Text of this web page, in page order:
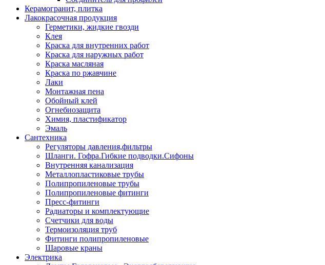
Керамогранит, плитка
Лакокрасочная продукция
Герметики, жидкие гвозди
Клея
Краска для внутренних работ
Краска для наружных работ
Краска масляная
Краска по ржавчине
Лаки
Монтажная пена
Обойный клей
Огнебиозащита
Химия, пластификатор
Эмаль
Сантехника
Регуляторы давления,фильтры
Шланги. Гофра.Гибкие подводки.Сифоны
Внутренняя канализация
Металлопластиковые трубы
Полипропиленовые трубы
Полипропиленовые фитинги
Пресс-фитинги
Радиаторы и комплектующие
Счетчики для воды
Термоизоляция труб
Фитинги полипропиленовые
Шаровые краны
Электрика